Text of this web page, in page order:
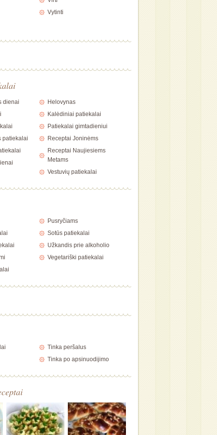
Vytinti
dienai
patiekalai
Helovynas
Kalėdiniai patiekalai
Patiekalai gimtadieniui
Receptai Joninėms
Receptai Naujiesiems
Metams
Vestuvių patiekalai
Pusryčiams
Sotūs patiekalai
Užkandis prie alkoholio
Vegetariški patiekalai
Tinka peršalus
Tinka po apsinuodijimo